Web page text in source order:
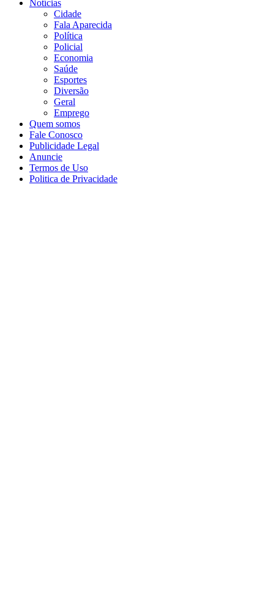
Notícias
Cidade
Fala Aparecida
Política
Policial
Economia
Saúde
Esportes
Diversão
Geral
Emprego
Quem somos
Fale Conosco
Publicidade Legal
Anuncie
Termos de Uso
Politica de Privacidade